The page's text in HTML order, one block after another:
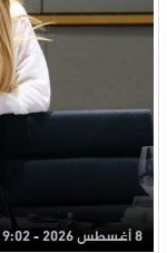
8 أغسطس 2026 - 9:02